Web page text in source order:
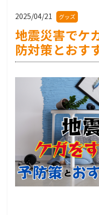
2025/04/21 グッズ
地震災害でケ
防対策とおす